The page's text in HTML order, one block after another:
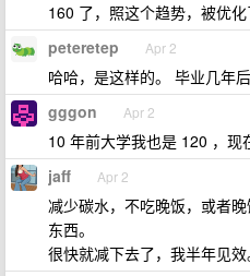
160 了，照这个趋势，被优
peteretep Apr 2
哈哈，是这样的。 毕业几年
gggon Apr 2
10 年前大学我也是 120 ，现
jaff Apr 2
减少碳水，不吃晚饭，或者
东西。
很快就减下去了，我半年见效